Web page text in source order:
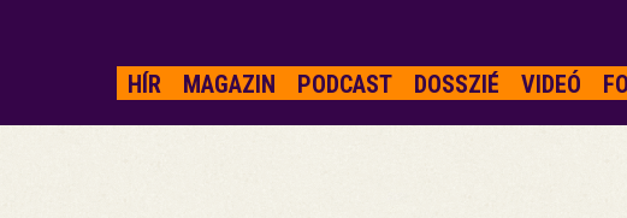
HÍR MAGAZIN PODCAST DOSSZIÉ VIDEÓ